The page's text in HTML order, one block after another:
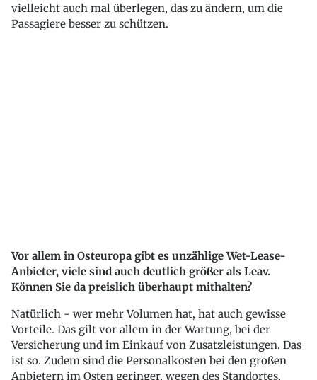
vielleicht auch mal überlegen, das zu ändern, um die
Passagiere besser zu schützen.
Vor allem in Osteuropa gibt es unzählige Wet-Lease-
Anbieter, viele sind auch deutlich größer als Leav.
Können Sie da preislich überhaupt mithalten?
Natürlich - wer mehr Volumen hat, hat auch gewisse
Vorteile. Das gilt vor allem in der Wartung, bei der
Versicherung und im Einkauf von Zusatzleistungen. Das
ist so. Zudem sind die Personalkosten bei den großen
Anbietern im Osten geringer, wegen des Standortes,